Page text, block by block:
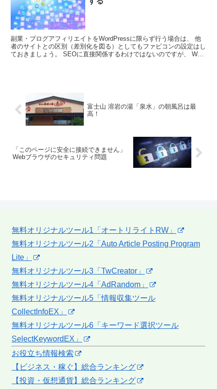
副業・ブログアフィリエイトをWordPressに限らず行う場合は、 他
者のサイトとの区別（差別化を図る）としてもファビコンの設定はし
ておきましょう。 SEOに直接関係するわけではないのですが、 Web
富士山 溶岩の湯「泉水」の朝風呂は最
高！
「このページに安全に接続できません」
Webブラウザのセキュリティ問題
無料オリジナルツール1「オートリライトRW」
無料オリジナルツール2「Auto Article Posting Program
Lite」
無料オリジナルツール3「TwCreator」
無料オリジナルツール4「AdRandom」
無料オリジナルツール5「情報収集ツール
CollectInfoEX」
無料オリジナルツール6「キーワード選択ツール
SelectKeywordEX」
お役立ち情報検索
【ビジネス・稼ぐ】総合ランキング
【投資・仮想通貨】総合ランキング